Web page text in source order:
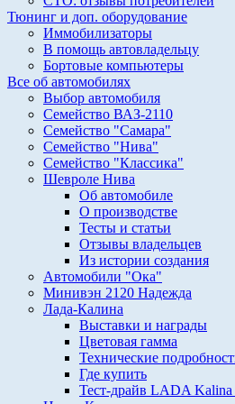
Тюнинг и доп. оборудование
Иммобилизаторы
В помощь автовладельцу
Бортовые компьютеры
Все об автомобилях
Выбор автомобиля
Семейство ВАЗ-2110
Семейство "Самара"
Семейство "Нива"
Семейство "Классика"
Шевроле Нива
Об автомобиле
О производстве
Тесты и статьи
Отзывы владельцев
Из истории создания
Автомобили "Ока"
Минивэн 2120 Надежда
Лада-Калина
Выставки и награды
Цветовая гамма
Технические
Где купить
Тест-драйв LADA Kalina